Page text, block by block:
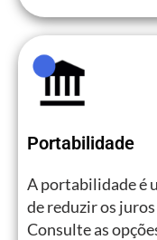
Portabilidade
A portabilidade é
de reduzir os
Consulte as